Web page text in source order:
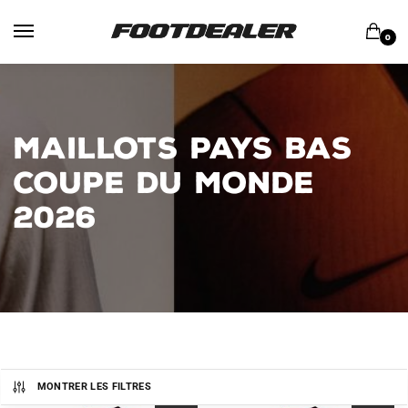
0
MAILLOTS PAYS BAS
COUPE DU MONDE
2026
MONTRER LES FILTRES